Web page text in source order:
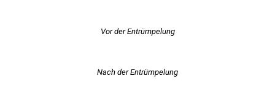
Vor der Entrümpelung
Nach der Entrümpelung